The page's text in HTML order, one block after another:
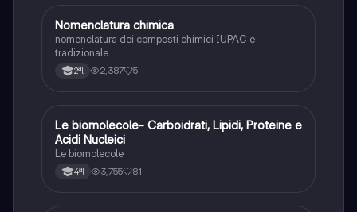
NChimica
Nomenclatura chimica
nomenclatura dei composti chimici IUPAC e
tradizionale
2ªl 2,387 5
Scienze
Le biomolecole- Carboidrati, Lipidi, Proteine e
Acidi Nucleici
Le biomolecole
4ªl 3,755 81